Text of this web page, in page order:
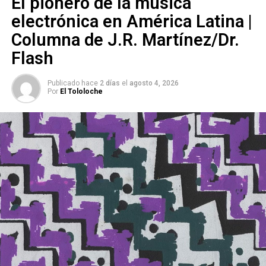
Era el fútbol el deporte más famoso, claro, pero no el más
digno, ni el más limpio, mucho menos el más elegante.
Ahora Fermín en cama culpando a su hijo espera una
recuperación por parte de éste, acto que no surge, y
contrariamente el chico maravilla escapa de su familia, se
acepta libre y dejando atrás su apellido rimbombante, gana
unos pesos a través de la música y la literatura, artes que
al final siempre saben salvar,se esfuerza como nadie
para conseguir un lugarcito en algo más que equipos
amateur de futbol y sorpresivamente para muchos
avanza hasta un nivel profesional inesperado.
electrónica en América Latina |
Columna de J.R. Martínez/Dr.
Flash
Publicado hace 2 días el agosto 4, 2026
Por El Tololoche